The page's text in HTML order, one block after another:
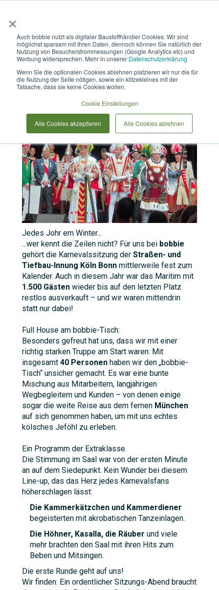
×
Auch bobbie nutzt als digitaler Baustoffhändler Cookies. Wir sind
möglichst sparsam mit Ihren Daten, dennoch können Sie natürlich der
Nutzung von Besucherstrommessungen (Google Analytics etc) und
Werbung widersprechen. Mehr in unserer Datenschutzerklärung
Wenn Sie die optionalen Cookies ablehnen platzieren wir nur die für
die Nutzung der Seite nötigen, sowie ein klitzekleines mit der
Tatsache, dass sie keine Cookies wollen.
Cookie Einstellungen
Alle Cookies akzeptieren Alle Cookies ablehnen
Tiefbausitzung 2026
Jedes Johr em Winter...
...wer kennt die Zeilen nicht? Für uns bei bobbie
gehört die Karnevalssitzung der Straßen- und
Tiefbau-Innung Köln Bonn mittlerweile fest zum
Kalender. Auch in diesem Jahr war das Maritim mit
1.500 Gästen wieder bis auf den letzten Platz
restlos ausverkauft – und wir waren mittendrin
statt nur dabei!
Full House am bobbie-Tisch:
Besonders gefreut hat uns, dass wir mit einer
richtig starken Truppe am Start waren: Mit
insgesamt 40 Personen haben wir den „bobbie-
Tisch“ unsicher gemacht. Es war eine bunte
Mischung aus Mitarbeitern, langjährigen
Wegbegleitern und Kunden – von denen einige
sogar die weite Reise aus dem fernen München
auf sich genommen haben, um mit uns echtes
kölsches Jeföhl zu erleben.
Ein Programm der Extraklasse.
Die Stimmung im Saal war von der ersten Minute
an auf dem Siedepunkt. Kein Wunder bei diesem
Line-up, das das Herz jedes Karnevalsfans
höherschlagen lässt:
Die Kammerkätzchen und Kammerdiener
begeisterten mit akrobatischen Tanzeinlagen.
Die Höhner, Kasalla, die Räuber und viele
mehr brachten den Saal mit ihren Hits zum
Beben und Mitsingen.
Die erste Runde geht auf uns!
Wir finden: Ein ordentlicher Sitzungs-Abend braucht